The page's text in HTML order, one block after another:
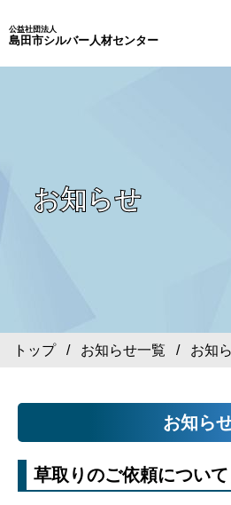
公益社団法人
島田市シルバー人材センター
お知らせ
トップ/ お知らせ一覧 / お知
お知ら
草取りのご依頼について